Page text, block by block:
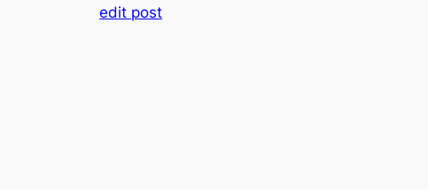
edit post